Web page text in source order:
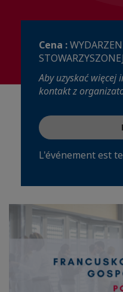
Cena :
Aby uzyskać
kontakt z
L'événement est